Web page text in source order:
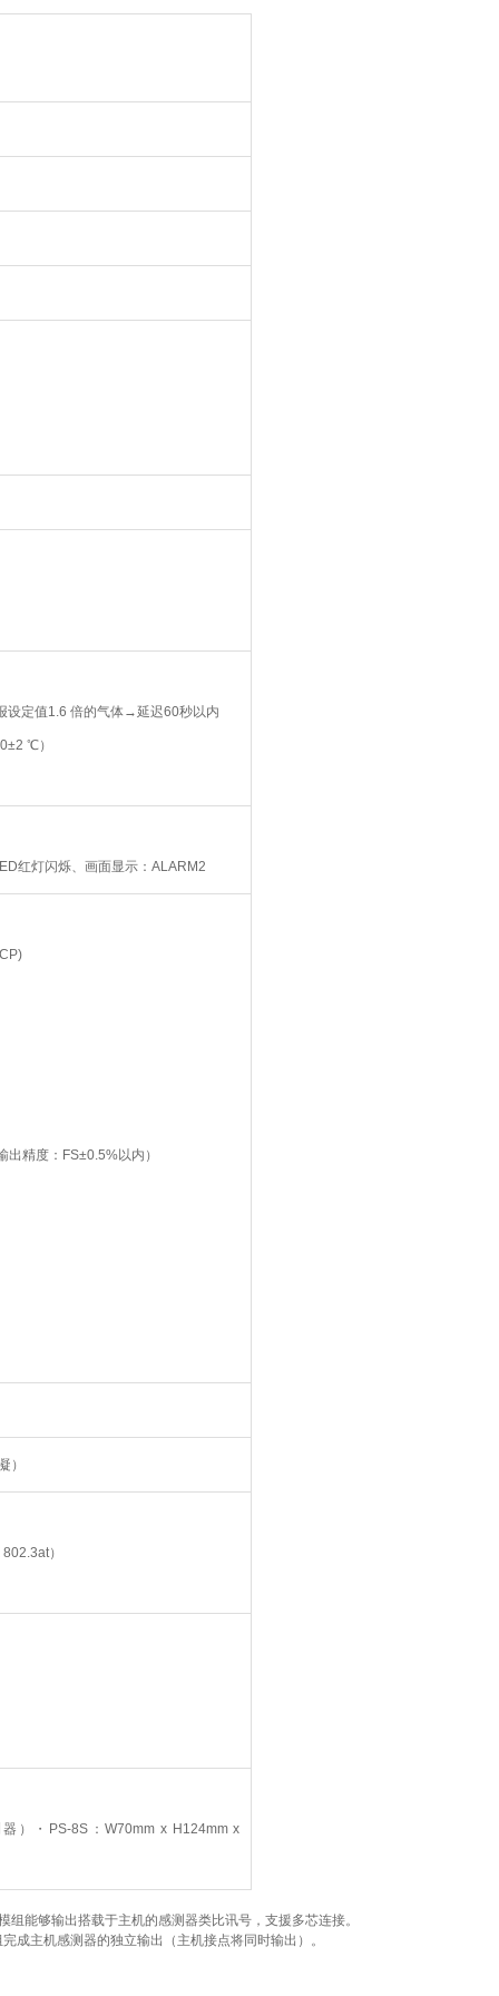
设定值1.6 倍的气体→延迟60秒以内
℃）
红灯闪烁、画面显示：ALARM2
精度：FS±0.5%以内）
）
）
）・PS-8S：W70mm x H124mm x
能够输出搭载于主机的感测器类比讯号，支援多芯连接。
成主机感测器的独立输出（主机接点将同时输出）。